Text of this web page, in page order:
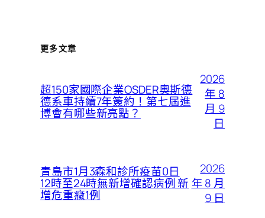
更多文章
超150家國際企業OSDER奧斯德
德系車持續7年簽約！第七屆進
博會有哪些新亮點？
2026
年 8
月 9
日
青島市1月3森和診所疫苗0日
12時至24時無新增確認病例 新
增危重癥1例
2026
年 8 月
9 日